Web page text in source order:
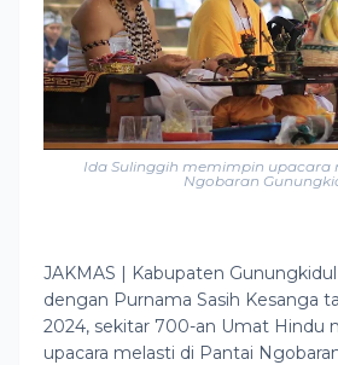
Ida Sulinggih memimpin upacara
Ngobaran
JAKMAS | Kabupaten
dengan Purnama Sasih Kesanga
2024, sekitar 700-an Umat Hindu
upacara melasti di Pantai